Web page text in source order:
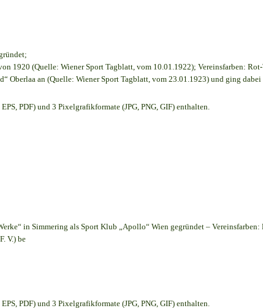
1920 (Quelle: Wiener Sport Tagblatt, vom 10.01.1922); Vereinsfarben:
Oberlaa an (Quelle: Wiener Sport Tagblatt, vom 23.01.1923) und ging
PDF) und 3 Pixelgrafikformate (JPG, PNG, GIF) enthalten.
in Simmering als Sport Klub „Apollo“ Wien gegründet – Vereinsfarben:
V.) be
PDF) und 3 Pixelgrafikformate (JPG, PNG, GIF) enthalten.